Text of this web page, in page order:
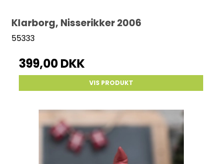
Klarborg, Nisserikker 2006
55333
399,00 DKK
VIS PRODUKT